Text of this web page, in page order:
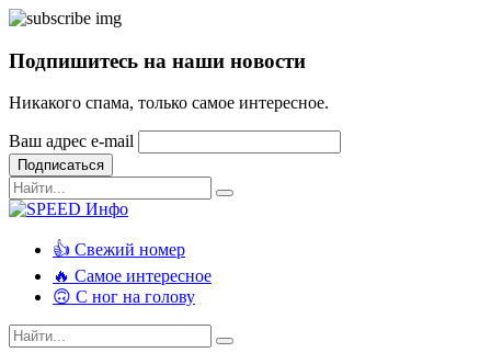
Подпишитесь на наши новости
Никакого спама, только самое интересное.
Ваш адрес e-mail
Подписаться
👍 Свежий номер
🔥 Самое интересное
🙃 С ног на голову